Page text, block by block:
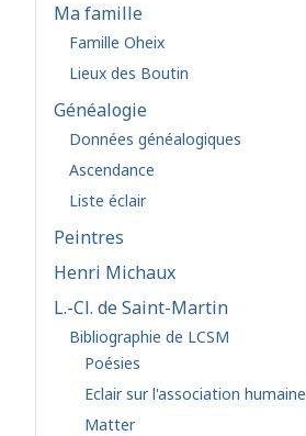
Ma famille
Famille Oheix
Lieux des Boutin
Généalogie
Données généalogiques
Ascendance
Liste éclair
Peintres
Henri Michaux
L.-Cl. de Saint-Martin
Bibliographie de LCSM
Poésies
Eclair sur l'association humaine
Matter